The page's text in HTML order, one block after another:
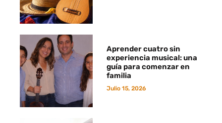
Aprender cuatro sin
experiencia musical: una
guía para comenzar en
familia
Julio 15, 2026